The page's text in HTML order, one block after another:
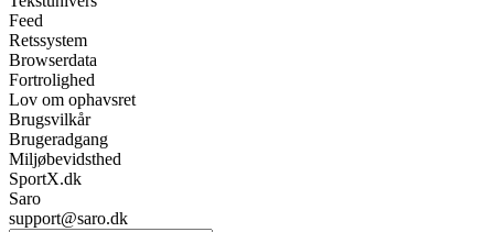
Feed
Retssystem
Browserdata
Fortrolighed
Lov om ophavsret
Brugsvilkår
Brugeradgang
Miljøbevidsthed
SportX.dk
Saro
support@saro.dk